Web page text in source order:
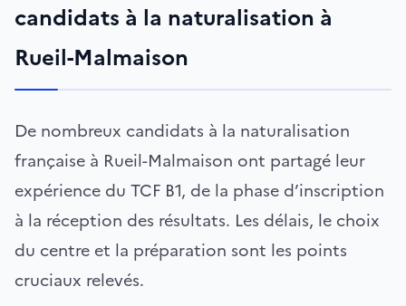
candidats à la naturalisation à
Rueil-Malmaison
De nombreux candidats à la naturalisation
française à Rueil-Malmaison ont partagé leur
expérience du TCF B1, de la phase d’inscription
à la réception des résultats. Les délais, le choix
du centre et la préparation sont les points
cruciaux relevés.